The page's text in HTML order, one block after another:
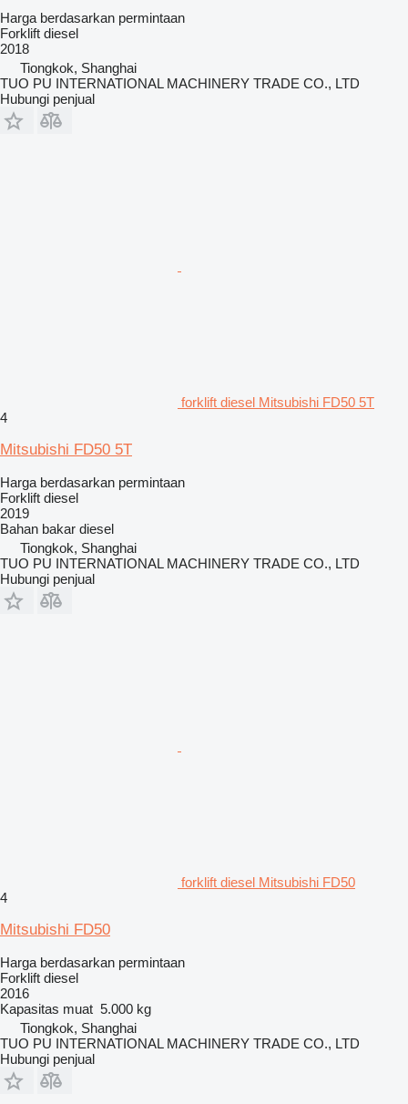
Harga berdasarkan permintaan
Forklift diesel
2018
Tiongkok, Shanghai
TUO PU INTERNATIONAL MACHINERY TRADE CO., LTD
Hubungi penjual
forklift diesel Mitsubishi FD50 5T
4
Mitsubishi FD50 5T
Harga berdasarkan permintaan
Forklift diesel
2019
Bahan bakar diesel
Tiongkok, Shanghai
TUO PU INTERNATIONAL MACHINERY TRADE CO., LTD
Hubungi penjual
forklift diesel Mitsubishi FD50
4
Mitsubishi FD50
Harga berdasarkan permintaan
Forklift diesel
2016
Kapasitas muat 5.000 kg
Tiongkok, Shanghai
TUO PU INTERNATIONAL MACHINERY TRADE CO., LTD
Hubungi penjual